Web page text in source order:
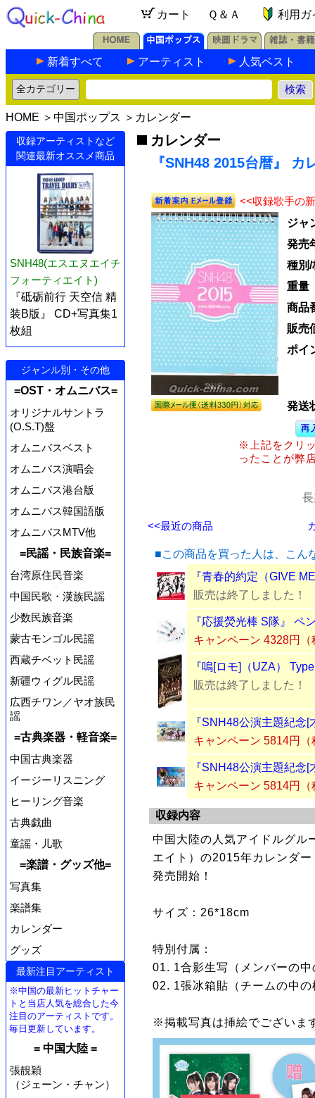
カート Ｑ＆Ａ 利用ガ
新着すべて アーティスト 人気ベスト
HOME ＞ 中国ポップス ＞ カレンダー
収録アーティストなど
関連最新オススメ商品
SNH48(エスエヌエイチ
フォーティエイト)
『砥砺前行 天空信 精
装B版』 CD+写真集1
枚組
ジャンル別・その他
=OST・オムニバス=
オリジナルサントラ
(O.S.T)盤
オムニバスベスト
オムニバス演唱会
オムニバス港台版
オムニバス韓国語版
オムニバスMTV他
=民謡・民族音楽=
台湾原住民音楽
中国民歌・漢族民謡
少数民族音楽
蒙古モンゴル民謡
西蔵チベット民謡
新疆ウィグル民謡
広西チワン／ヤオ族民
謡
=古典楽器・軽音楽=
中国古典楽器
イージーリスニング
ヒーリング音楽
古典戯曲
童謡・儿歌
=楽譜・グッズ他=
写真集
楽譜集
カレンダー
グッズ
最新注目アーティスト
※中国の最新ヒットチャー
トと当店人気を総合した今
注目のアーティストです。
毎日更新しています。
= 中国大陸 =
張靚穎
（ジェーン・チャン）
カレンダー
『SNH48 2015台暦』 カ
<<収録歌手の
ジャ
発売
種別/
重量
商品
販売
ポイ
発送
※上記をクリ
ったことが弊
<<最近の商品
■この商品を買った人は、こん
『青春的約定（GIVE
販売は終了しました！
『応援熒光棒 S隊』 ペ
キャンペーン 4328円（
『嗚[ロモ]（UZA）
販売は終了しました！
『SNH48公演主題紀念
キャンペーン 5814円（
『SNH48公演主題紀念
キャンペーン 5814円（
収録内容
中国大陸の人気アイドルグル
エイト）の2015年カレンダ
発売開始！
サイズ：26*18cm
特別付属：
01. 1合影生写（メンバーの
02. 1張冰箱貼（チームの中
※掲載写真は挿絵でございま